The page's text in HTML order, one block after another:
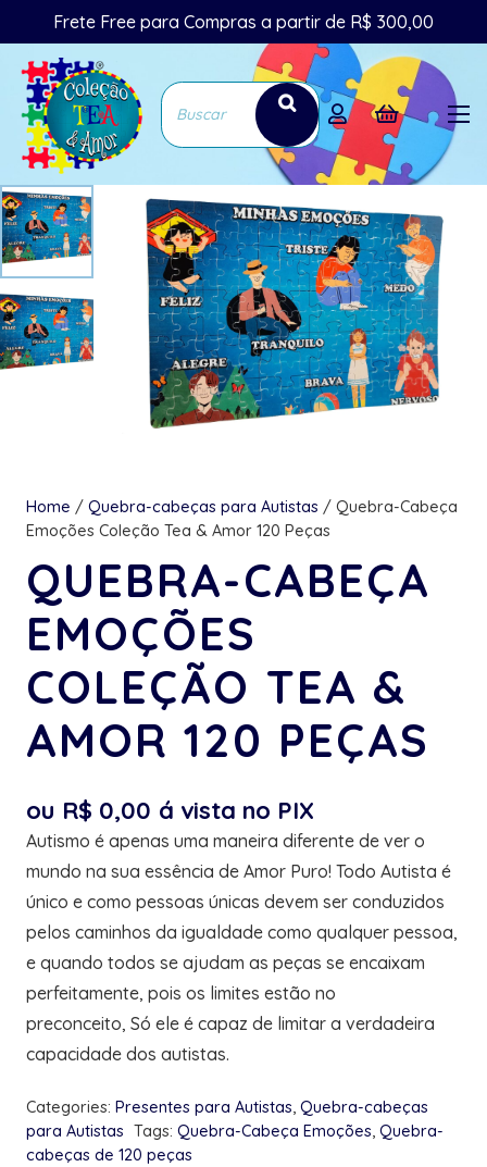
Frete Free para Compras a partir de R$ 300,00
Home / Quebra-cabeças para Autistas / Quebra-Cabeça
Emoções Coleção Tea & Amor 120 Peças
QUEBRA-CABEÇA
EMOÇÕES
COLEÇÃO TEA &
AMOR 120 PEÇAS
ou R$ 0,00 á vista no PIX
Autismo é apenas uma maneira diferente de ver o
mundo na sua essência de Amor Puro! Todo Autista é
único e como pessoas únicas devem ser conduzidos
pelos caminhos da igualdade como qualquer pessoa,
e quando todos se ajudam as peças se encaixam
perfeitamente, pois os limites estão no
preconceito, Só ele é capaz de limitar a verdadeira
capacidade dos autistas.
Categories: Presentes para Autistas, Quebra-cabeças
para Autistas Tags: Quebra-Cabeça Emoções, Quebra-
cabeças de 120 peças